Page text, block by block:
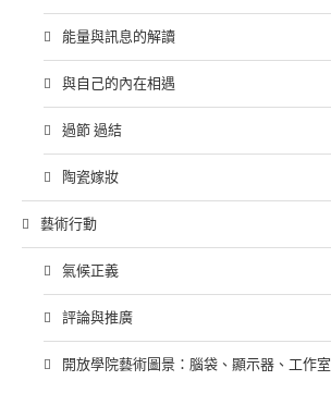
能量與訊息的解讀
與自己的內在相遇
過節 過結
陶瓷嫁妝
藝術行動
氣候正義
評論與推廣
開放學院藝術圖景：腦袋、顯示器、工作室